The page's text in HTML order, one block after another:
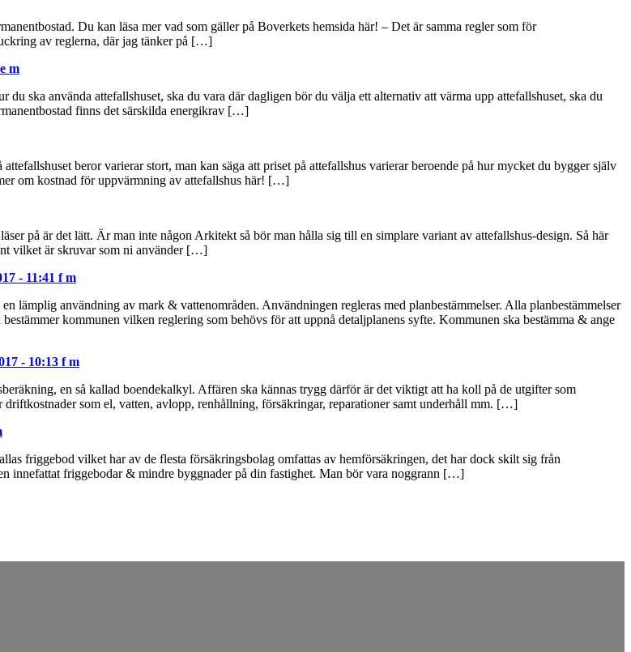
Du kan läsa mer vad som gäller på Boverkets hemsida här! – Det är samma regler som för
av reglerna, där jag tänker på […]
m
du ska använda attefallshuset, ska du vara där dagligen bör du välja ett alternativ att värma upp attefallshuset, ska du
finns det särskilda energikrav […]
beror varierar stort, man kan säga att priset på attefallshus varierar beroende på hur mycket du bygger själv
om kostnad för uppvärmning av attefallshus här! […]
på är det lätt. Är man inte någon Arkitekt så bör man hålla sig till en simplare variant av attefallshus-design. Så här
vilket är skruvar som ni använder […]
- 11:41 f m
lämplig användning av mark & vattenområden. Användningen regleras med planbestämmelser. Alla planbestämmelser
kommunen vilken reglering som behövs för att uppnå detaljplanens syfte. Kommunen ska bestämma & ange
- 10:13 f m
en så kallad boendekalkyl. Affären ska kännas trygg därför är det viktigt att ha koll på de utgifter som
som el, vatten, avlopp, renhållning, försäkringar, reparationer samt underhåll mm. […]
friggebod vilket har av de flesta försäkringsbolag omfattas av hemförsäkringen, det har dock skilt sig från
innefattat friggebodar & mindre byggnader på din fastighet. Man bör vara noggrann […]